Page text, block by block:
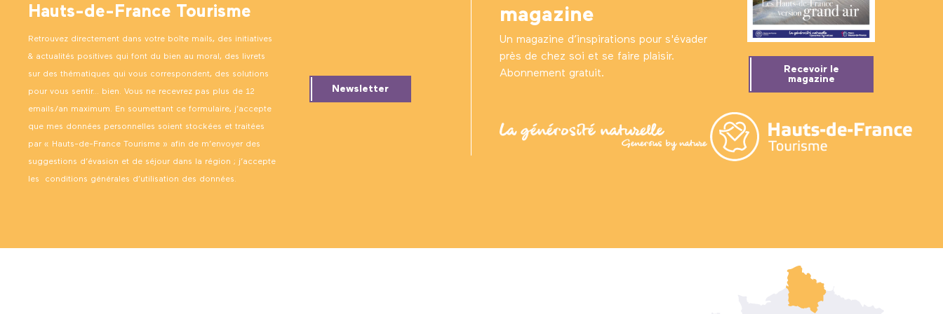
Hauts-de-France Tourisme
Retrouvez directement dans votre boîte mails, des initiatives
& actualités positives qui font du bien au moral, des livrets
sur des thématiques qui vous correspondent, des solutions
pour vous sentir… bien. Vous ne recevrez pas plus de 12
emails/an maximum. En soumettant ce formulaire, j’accepte
que mes données personnelles soient stockées et traitées
par « Hauts-de-France Tourisme » afin de m’envoyer des
suggestions d’évasion et de séjour dans la région ; j’accepte
les conditions générales d’utilisation des données.
Newsletter
magazine
Un magazine d’inspirations pour s'évader
près de chez soi et se faire plaisir.
Abonnement gratuit.
Recevoir le
magazine